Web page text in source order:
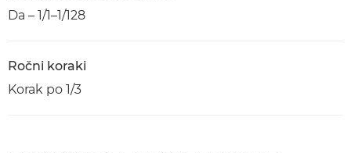
Da – 1/1–1/128
Ročni koraki
Korak po 1/3